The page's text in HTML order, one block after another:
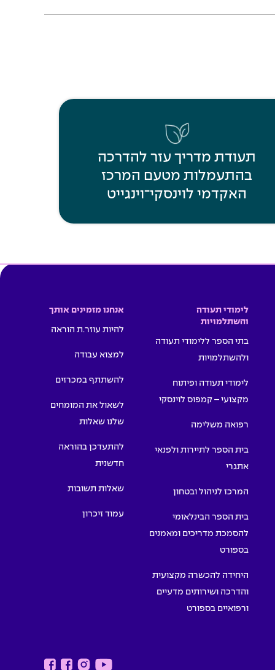
תעודת מדריך עזר להדרכה
בהתעמלות מטעם המרכז
האקדמי לוינסקי־וינגייט
לימודי תעודה
והשתלמויות
בתי הספר ללימודי תעודה
ולהשתלמויות
לימודי תעודה ופיתוח
מקצועי – קמפוס לוינסקי
רפואה משלימה
בית הספר לתיירות ולפנאי
אתגרי
המרכז לניהול ובטחון
בית הספר הבינלאומי
להסמכת מדריכים ומאמנים
בספורט
היחידה להכשרה מקצועית
והדרכה ושירותים מדעיים
ורפואיים בספורט
אנחנו מזמינים אותך
להיות עוזר.ת הוראה
למצוא עבודה
להשתתף במכרזים
לשאול את המומחים
שלנו שאלות
להתעדכן בהוראה
חדשנית
שאלות תשובות
עמוד זיכרון